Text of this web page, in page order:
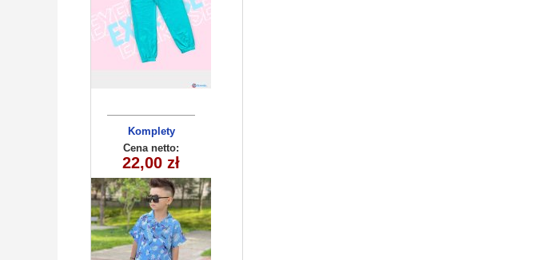
Komplety
dziecięce
(3-10 ) 5szt
Cena netto:
22,00 zł